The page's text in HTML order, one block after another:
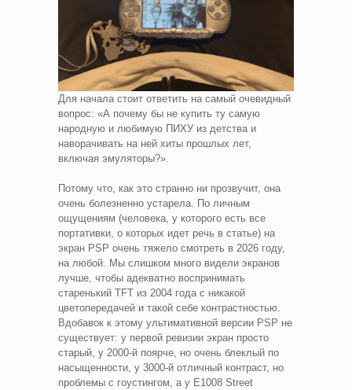
Для начала стоит ответить на самый очевидный
вопрос: «А почему бы не купить ту самую
народную и любимую ПИХУ из детства и
наворачивать на ней хиты прошлых лет,
включая эмуляторы?».
Потому что, как это странно ни прозвучит, она
очень болезненно устарела. По личным
ощущениям (человека, у которого есть все
портативки, о которых идет речь в статье) на
экран PSP очень тяжело смотреть в 2026 году,
на любой. Мы слишком много видели экранов
лучше, чтобы адекватно воспринимать
старенький TFT из 2004 года с никакой
цветопередачей и такой себе контрастностью.
Вдобавок к этому ультимативной версии PSP не
существует: у первой ревизии экран просто
старый, у 2000-й поярче, но очень блеклый по
насыщенности, у 3000-й отличный контраст, но
проблемы с гоустингом, а у Е1008 Street